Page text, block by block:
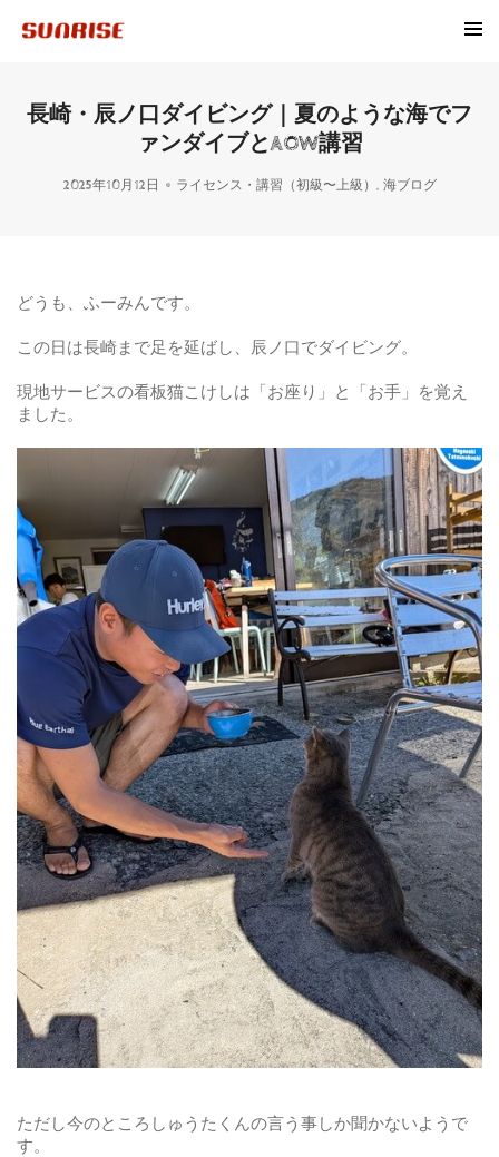
長崎・辰ノ口ダイビング｜夏のような海でフ
ァンダイブとAOW講習
2025年10月12日 ライセンス・講習（初級〜上級） , 海ブログ
どうも、ふーみんです。
この日は長崎まで足を延ばし、辰ノ口でダイビング。
現地サービスの看板猫こけしは「お座り」と「お手」を覚え
ました。
ただし今のところしゅうたくんの言う事しか聞かないようで
す。